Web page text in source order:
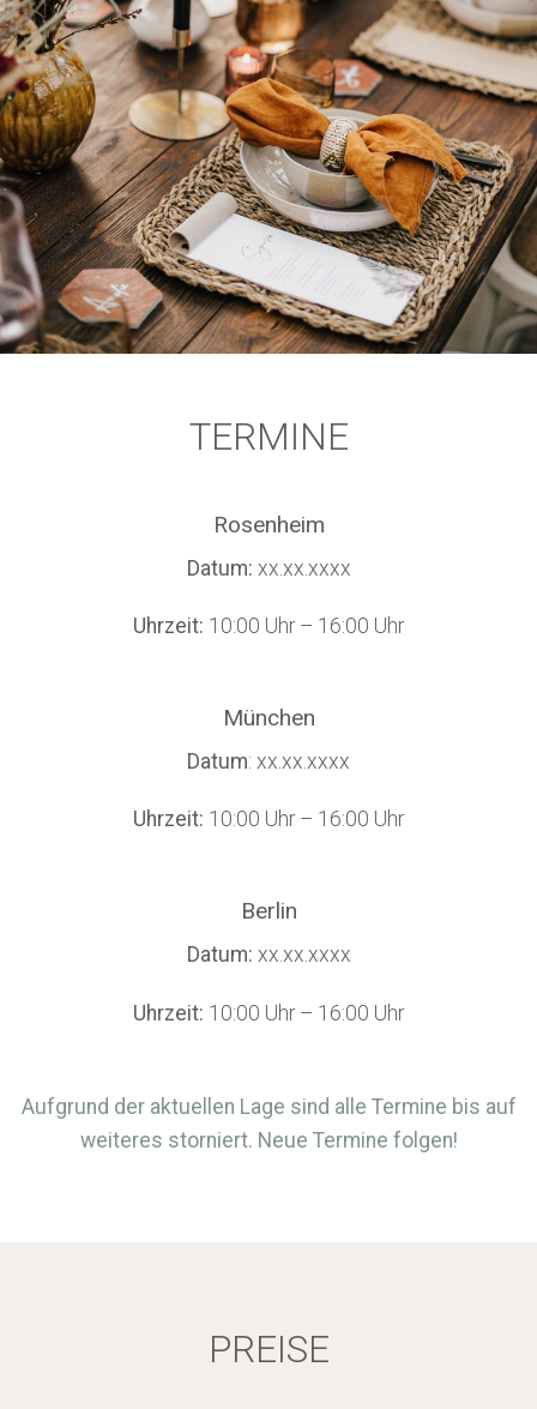
TERMINE
Rosenheim
Datum: xx.xx.xxxx
Uhrzeit: 10:00 Uhr – 16:00 Uhr
München
Datum: xx.xx.xxxx
Uhrzeit: 10:00 Uhr – 16:00 Uhr
Berlin
Datum: xx.xx.xxxx
Uhrzeit: 10:00 Uhr – 16:00 Uhr
Aufgrund der aktuellen Lage sind alle Termine bis auf
weiteres storniert. Neue Termine folgen!
PREISE